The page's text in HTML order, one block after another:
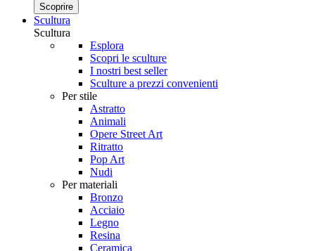
Scoprire
Scultura
Scultura
Esplora
Scopri le sculture
I nostri best seller
Sculture a prezzi convenienti
Per stile
Astratto
Animali
Opere Street Art
Ritratto
Pop Art
Nudi
Per materiali
Bronzo
Acciaio
Legno
Resina
Ceramica